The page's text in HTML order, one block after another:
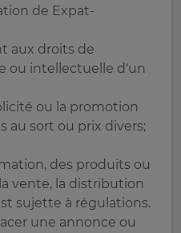
de Expat-
aux droits de
ou intellectuelle d’un
ou la promotion
au sort ou prix divers;
des produits ou
vente, la distribution
sujette à régulations.
une annonce ou